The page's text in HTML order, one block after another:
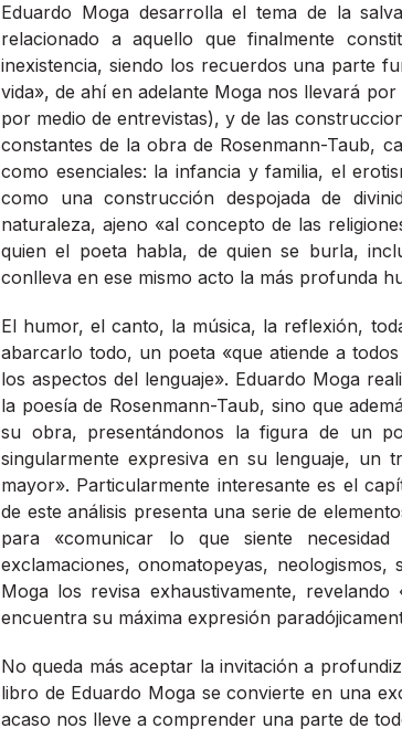
Eduardo Moga desarrolla el tema de la
relacionado a aquello que finalmente
inexistencia, siendo los recuerdos una parte
vida», de ahí en adelante Moga nos llevará
por medio de entrevistas), y de las
constantes de la obra de Rosenmann-Taub,
como esenciales: la infancia y familia, el
como una construcción despojada de
naturaleza, ajeno «al concepto de las
quien el poeta habla, de quien se burla,
conlleva en ese mismo acto la más profunda
El humor, el canto, la música, la reflexión,
abarcarlo todo, un poeta «que atiende a
los aspectos del lenguaje». Eduardo Moga
la poesía de Rosenmann-Taub, sino que
su obra, presentándonos la figura de un
singularmente expresiva en su lenguaje,
mayor». Particularmente interesante es el
de este análisis presenta una serie de
para «comunicar lo que siente
exclamaciones, onomatopeyas,
Moga los revisa exhaustivamente, revelando
encuentra su máxima expresión
No queda más aceptar la invitación a
libro de Eduardo Moga se convierte en una
acaso nos lleve a comprender una parte de